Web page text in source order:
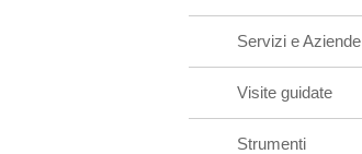
Servizi e Aziende
Visite guidate
Strumenti